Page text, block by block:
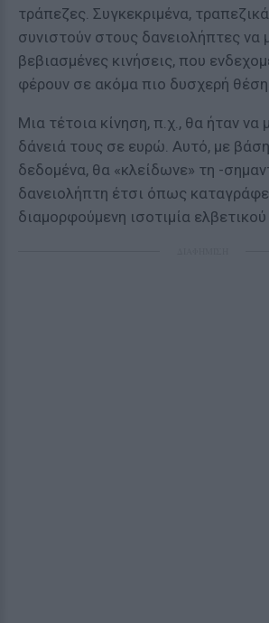
τράπεζες. Συγκεκριμένα,
συνιστούν στους δανειολήπτες να
βεβιασμένες κινήσεις, που
φέρουν σε ακόμα πιο δυσχερή θέση.
Μια τέτοια κίνηση, π.χ., θα ήταν να
δάνειά τους σε ευρώ. Αυτό, με
δεδομένα, θα «κλείδωνε» τη -
δανειολήπτη έτσι όπως
διαμορφούμενη ισοτιμία